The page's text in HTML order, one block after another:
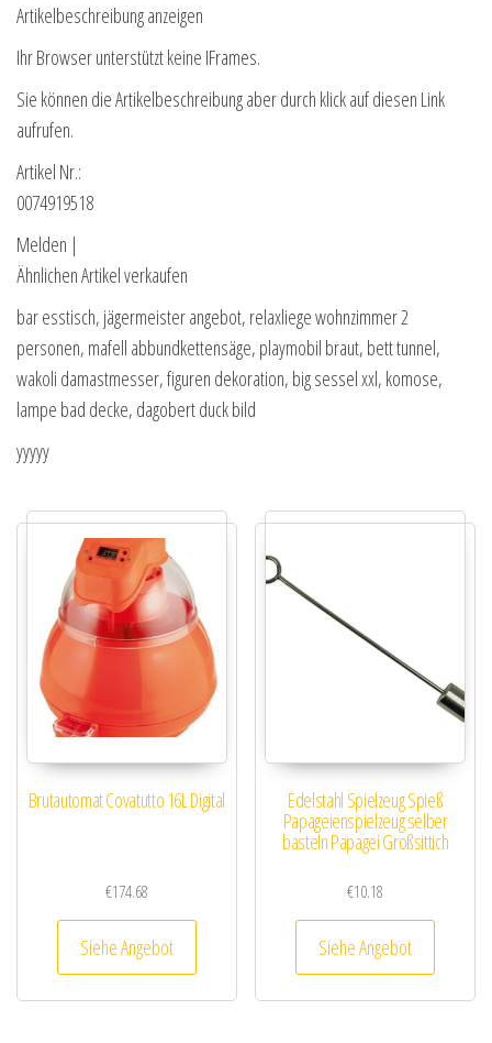
Artikelbeschreibung anzeigen
Ihr Browser unterstützt keine IFrames.
Sie können die Artikelbeschreibung aber durch klick auf diesen Link
aufrufen.
Artikel Nr.:
0074919518
Melden |
Ähnlichen Artikel verkaufen
bar esstisch, jägermeister angebot, relaxliege wohnzimmer 2
personen, mafell abbundkettensäge, playmobil braut, bett tunnel,
wakoli damastmesser, figuren dekoration, big sessel xxl, komose,
lampe bad decke, dagobert duck bild
yyyyy
Brutautomat Covatutto 16L Digital
€174.68
Siehe Angebot
Edelstahl Spielzeug Spieß
Papageienspielzeug selber
basteln Papagei Großsittich
€10.18
Siehe Angebot